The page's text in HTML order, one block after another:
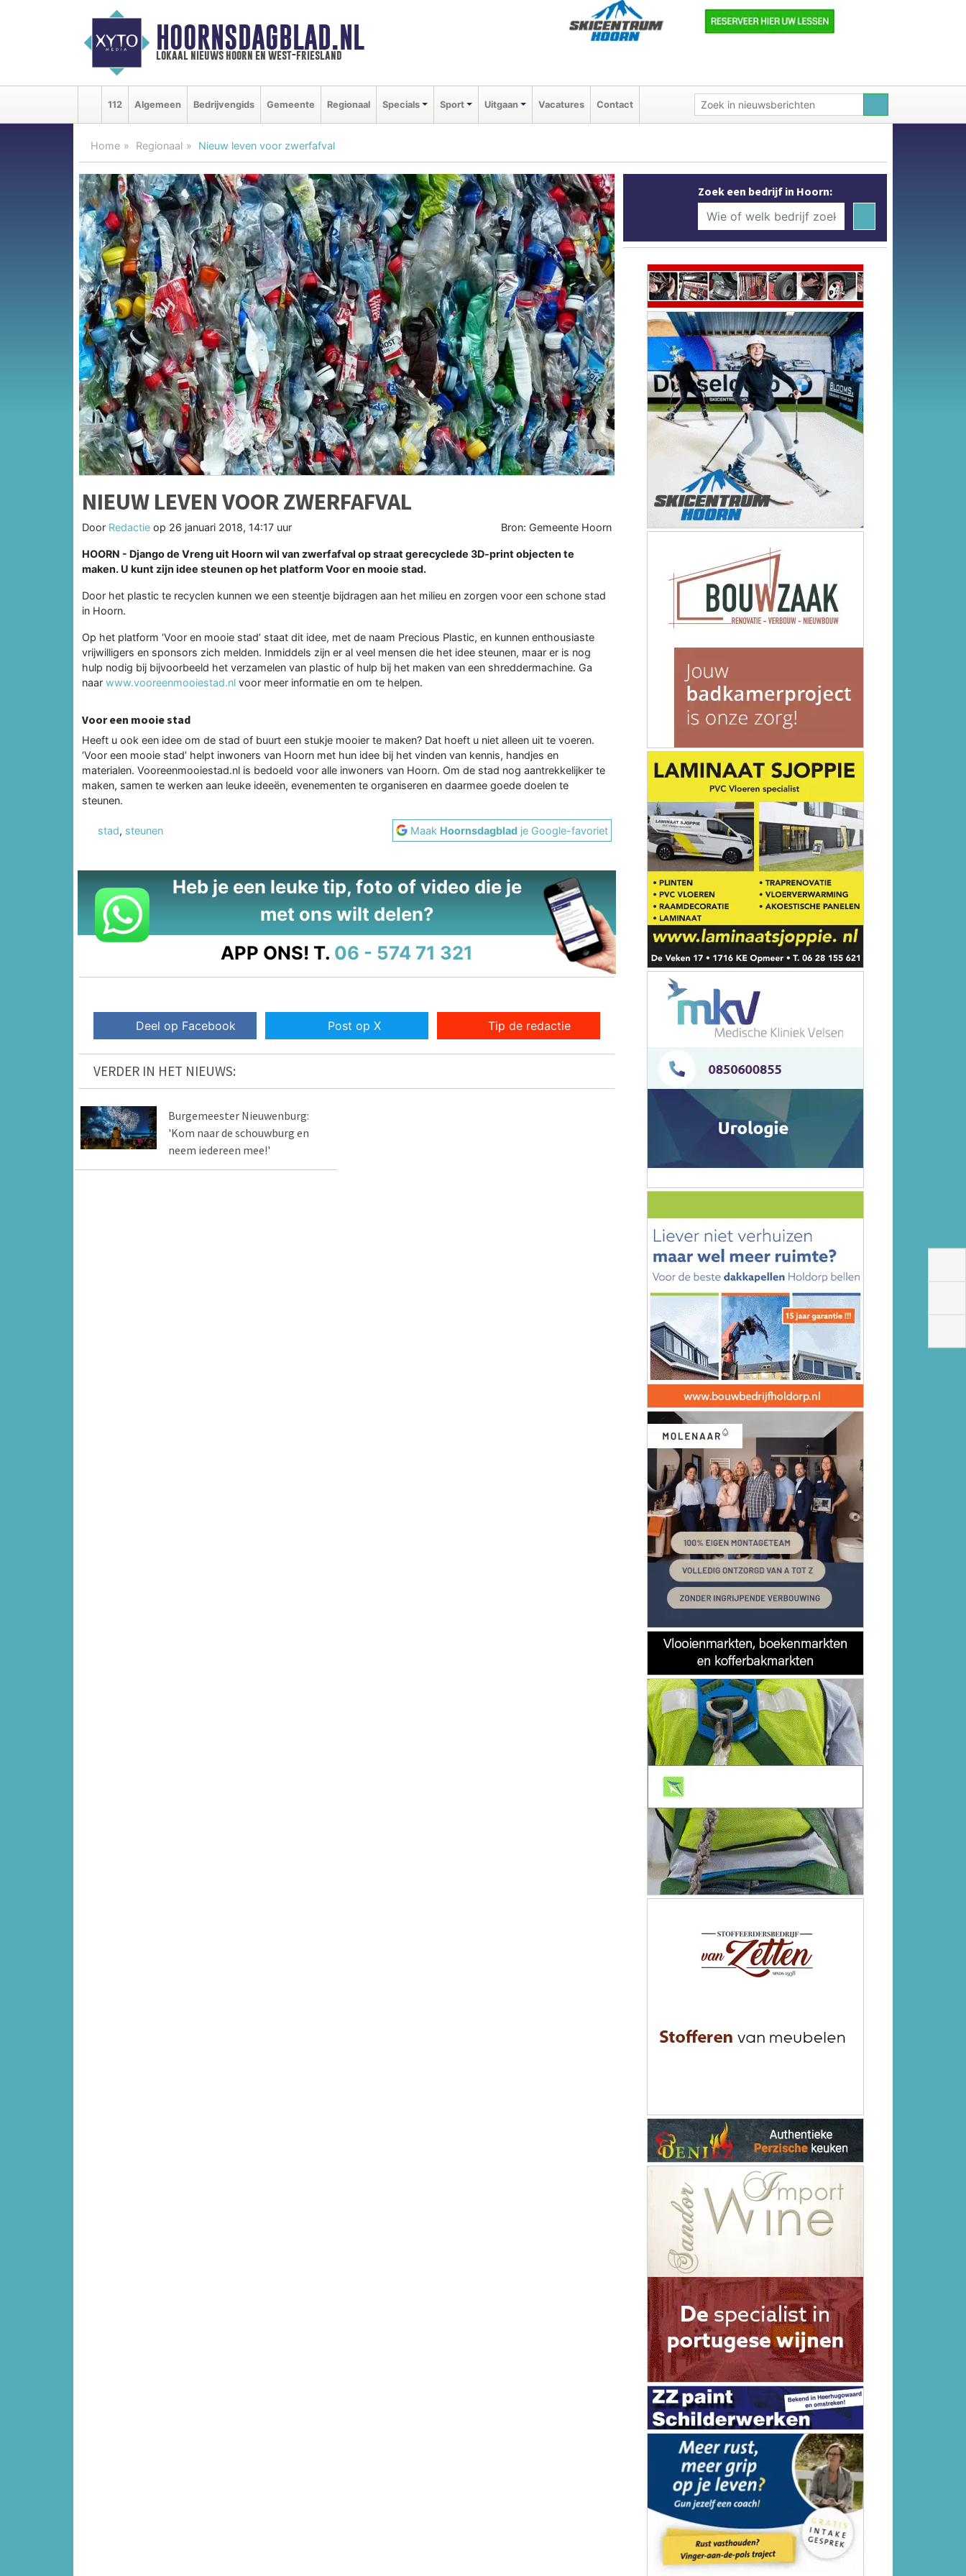
HOORNSDAGBLAD.NL
lokaal nieuws hoorn en west-friesland
112 Algemeen Bedrijvengids Gemeente Regionaal Specials Sport Uitgaan Vacatures Contact
Home Regionaal Nieuw leven voor zwerfafval
NIEUW LEVEN VOOR ZWERFAFVAL
Door Redactie op 26 januari 2018, 14:17 uur Bron: Gemeente Hoorn
HOORN - Django de Vreng uit Hoorn wil van zwerfafval op straat gerecyclede 3D-print objecten te
maken. U kunt zijn idee steunen op het platform Voor en mooie stad.
Door het plastic te recyclen kunnen we een steentje bijdragen aan het milieu en zorgen voor een schone stad
in Hoorn.
Op het platform ‘Voor en mooie stad’ staat dit idee, met de naam Precious Plastic, en kunnen enthousiaste
vrijwilligers en sponsors zich melden. Inmiddels zijn er al veel mensen die het idee steunen, maar er is nog
hulp nodig bij bijvoorbeeld het verzamelen van plastic of hulp bij het maken van een shreddermachine. Ga
naar www.vooreenmooiestad.nl voor meer informatie en om te helpen.
Voor een mooie stad
Heeft u ook een idee om de stad of buurt een stukje mooier te maken? Dat hoeft u niet alleen uit te voeren.
‘Voor een mooie stad’ helpt inwoners van Hoorn met hun idee bij het vinden van kennis, handjes en
materialen. Vooreenmooiestad.nl is bedoeld voor alle inwoners van Hoorn. Om de stad nog aantrekkelijker te
maken, samen te werken aan leuke ideeën, evenementen te organiseren en daarmee goede doelen te
steunen.
stad, steunen Maak Hoornsdagblad je Google-favoriet
Heb je een leuke tip, foto of video die je
met ons wilt delen?
APP ONS! T. 06 - 574 71 321
Deel op Facebook Post op X Tip de redactie
VERDER IN HET NIEUWS:
Burgemeester Nieuwenburg:
'Kom naar de schouwburg en
neem iedereen mee!'
Zoek een bedrijf in Hoorn: